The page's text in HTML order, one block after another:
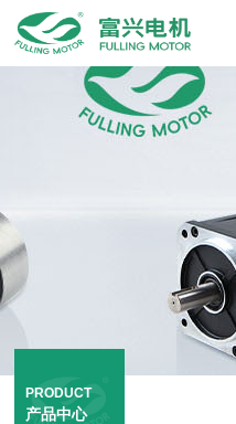
PRODUCT
产品中心